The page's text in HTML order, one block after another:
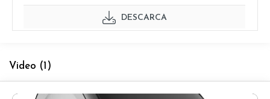
DESCARCA
Video (1)